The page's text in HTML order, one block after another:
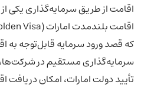
اقامت از طریق سرمایه‌گذاری یکی
که قصد ورود سرمایه قابل‌توجه به
سرمایه‌گذاری مستقیم در